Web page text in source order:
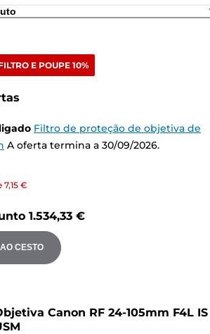
E POUPE 10%
Filtro de proteção de objetiva de
A oferta termina a 30/09/2026.
7,15 €
1.534,33 €
CESTO
Canon RF 24-105mm F4L IS